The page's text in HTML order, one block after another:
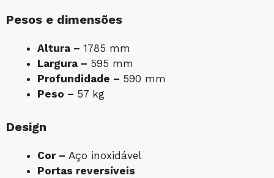
Pesos e dimensões
Altura – 1785 mm
Largura – 595 mm
Profundidade – 590 mm
Peso – 57 kg
Design
Cor – Aço inoxidável
Portas reversíveis